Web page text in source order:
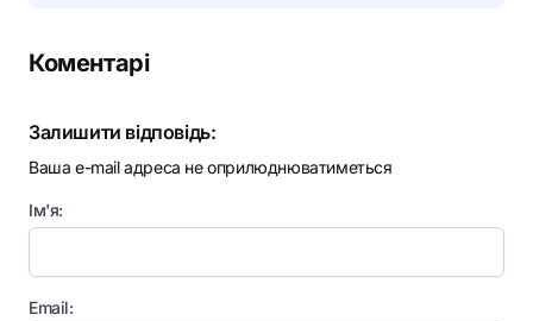
Коментарі
Залишити відповідь:
Ваша e-mail адреса не оприлюднюватиметься
Ім'я:
Email: